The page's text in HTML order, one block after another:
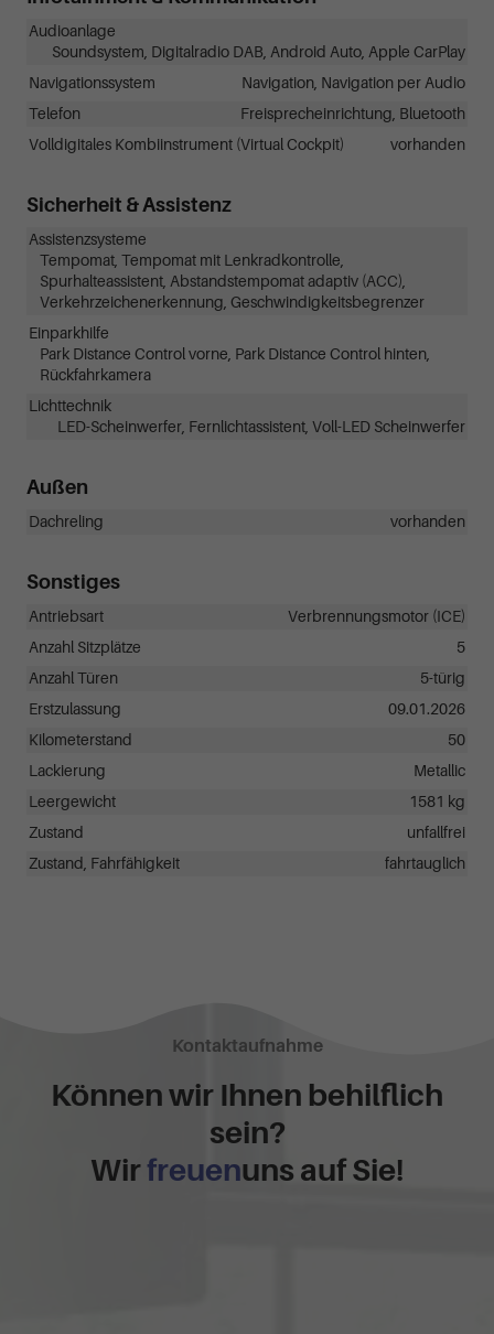
Audioanlage
Soundsystem, Digitalradio DAB, Android Auto, Apple CarPlay
Navigationssystem
Navigation, Navigation per Audio
Telefon
Freisprecheinrichtung, Bluetooth
Volldigitales Kombiinstrument (Virtual Cockpit)
vorhanden
Sicherheit & Assistenz
Assistenzsysteme
Tempomat, Tempomat mit Lenkradkontrolle,
Spurhalteassistent, Abstandstempomat adaptiv (ACC),
Verkehrzeichenerkennung, Geschwindigkeitsbegrenzer
Einparkhilfe
Park Distance Control vorne, Park Distance Control hinten,
Rückfahrkamera
Lichttechnik
LED-Scheinwerfer, Fernlichtassistent, Voll-LED Scheinwerfer
Außen
Dachreling vorhanden
Sonstiges
Antriebsart
Verbrennungsmotor (ICE)
Anzahl Sitzplätze
5
Anzahl Türen
5-türig
Erstzulassung
09.01.2026
Kilometerstand
50
Lackierung
Metallic
Leergewicht
1581 kg
Zustand
unfallfrei
Zustand, Fahrfähigkeit
fahrtauglich
Kontaktaufnahme
Können wir Ihnen behilflich
sein?
Wirfreuenuns auf Sie!